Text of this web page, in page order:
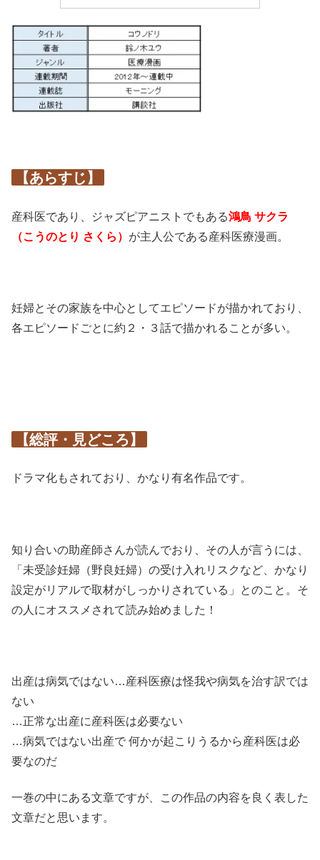
【あらすじ】
産科医であり、ジャズピアニストでもある鴻鳥 サクラ
（こうのとり さくら） が主人公である産科医療漫画。
妊婦とその家族を中心としてエピソードが描かれており、
各エピソードごとに約２・３話で描かれることが多い。
【総評・見どころ】
ドラマ化もされており、かなり有名作品です。
知り合いの助産師さんが読んでおり、その人が言うには、
「未受診妊婦（野良妊婦）の受け入れリスクなど、かなり
設定がリアルで取材がしっかりされている」とのこと。そ
の人にオススメされて読み始めました！
出産は病気ではない…産科医療は怪我や病気を治す訳では
ない
…正常な出産に産科医は必要ない
…病気ではない出産で 何かが起こりうるから産科医は必
要なのだ
一巻の中にある文章ですが、この作品の内容を良く表した
文章だと思います。